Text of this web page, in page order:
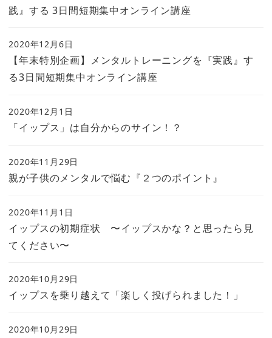
践』する 3日間短期集中オンライン講座
【年末特別企画】メンタルトレーニングを『実践』す
る3日間短期集中オンライン講座
2020年12月6日
「イップス」は自分からのサイン！？
2020年12月1日
親が子供のメンタルで悩む『２つのポイント』
2020年11月29日
イップスの初期症状 〜イップスかな？と思ったら見
てください〜
2020年11月1日
イップスを乗り越えて「楽しく投げられました！」
2020年10月29日
2020年10月29日